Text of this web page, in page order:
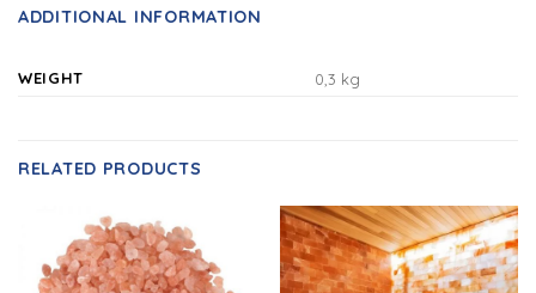
ADDITIONAL INFORMATION
WEIGHT 0,3 kg
RELATED PRODUCTS